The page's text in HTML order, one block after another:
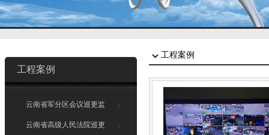
智能化大
拼接屏系
车牌识别
人行摆闸
智能弱电
官渡分局
同元集团
润城龙瑞
俊发集团
世纪城购
工程案例
云南省军分区会议巡更监
控系统
云南省高级人民法院巡更
工程案例